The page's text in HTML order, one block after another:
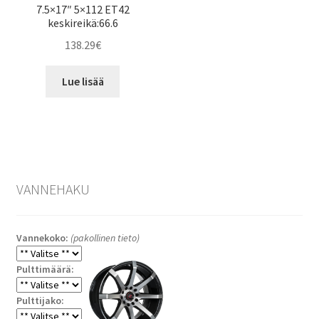
7.5×17″ 5×112 ET42
keskireikä:66.6
138.29€
Lue lisää
VANNEHAKU
Vannekoko: (pakollinen tieto)
Pulttimäärä:
Pulttijako: